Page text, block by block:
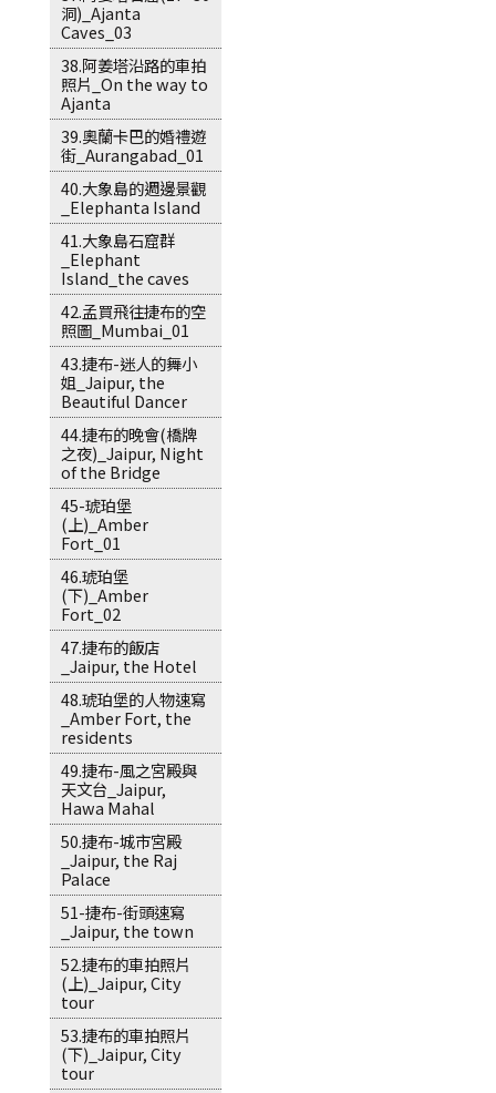
洞)_Ajanta
Caves_03
38.阿姜塔沿路的車拍
照片_On the way to
Ajanta
39.奧蘭卡巴的婚禮遊
街_Aurangabad_01
40.大象島的週邊景觀
_Elephanta Island
41.大象島石窟群
_Elephant
Island_the caves
42.孟買飛往捷布的空
照圖_Mumbai_01
43.捷布-迷人的舞小
姐_Jaipur, the
Beautiful Dancer
44.捷布的晚會(橋牌
之夜)_Jaipur, Night
of the Bridge
45-琥珀堡
(上)_Amber
Fort_01
46.琥珀堡
(下)_Amber
Fort_02
47.捷布的飯店
_Jaipur, the Hotel
48.琥珀堡的人物速寫
_Amber Fort, the
residents
49.捷布-風之宮殿與
天文台_Jaipur,
Hawa Mahal
50.捷布-城市宮殿
_Jaipur, the Raj
Palace
51-捷布-街頭速寫
_Jaipur, the town
52.捷布的車拍照片
(上)_Jaipur, City
tour
53.捷布的車拍照片
(下)_Jaipur, City
tour